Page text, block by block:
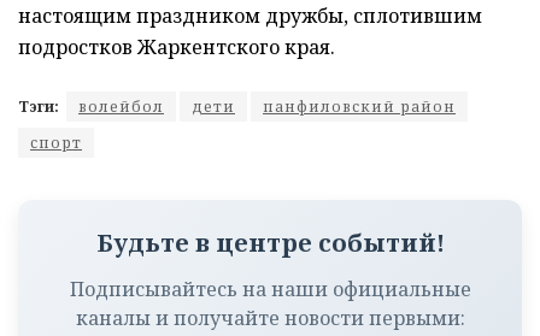
настоящим праздником дружбы, сплотившим
подростков Жаркентского края.
Тэги: волейбол дети
панфиловский район
спорт
Будьте в центре событий!
Подписывайтесь на наши официальные
каналы и получайте новости первыми: